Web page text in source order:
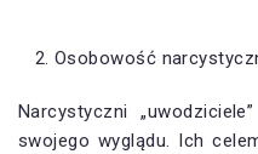
Osobowość
Narcystyczni
swojego wyglądu. Ich